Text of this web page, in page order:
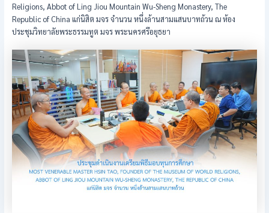
Religions, Abbot of Ling Jiou Mountain Wu-Sheng Monastery, The
Republic of China แก่นิสิต มจร จำนวน หนึ่งล้านสามแสนบาทถ้วน ณ ห้อง
ประชุมวิทยาลัยพระธรรมทูต มจร พระนครศรีอยุธยา